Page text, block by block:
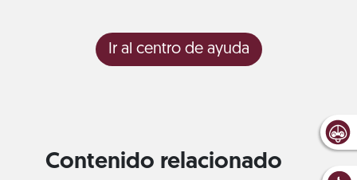
Ir al centro de ayuda
Contenido relacionado